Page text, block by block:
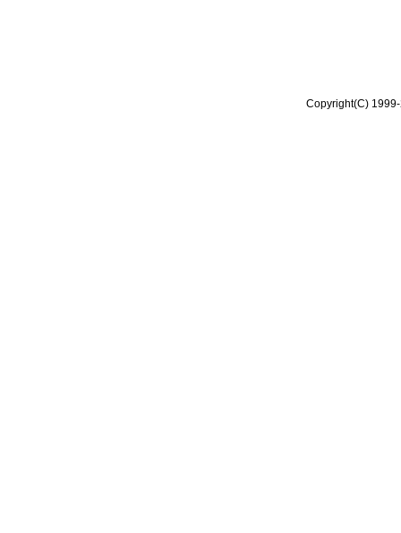
Copyright(C)